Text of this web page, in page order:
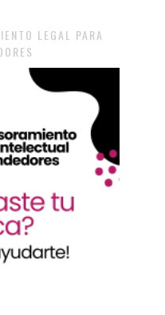
LEGAL PARA